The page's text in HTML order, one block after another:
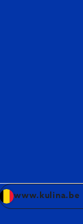
www.kulina.be